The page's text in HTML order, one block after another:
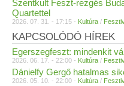
Szentkult Feszt-rezgés
Quartettel
2026. 07. 31. - 17:15 - Kultúra /
KAPCSOLÓDÓ HÍREK
Egerszegfeszt: mindenkit
2026. 06. 17. - 22:00 - Kultúra /
Dánielfy Gergő hatalmas
2026. 05. 10. - 22:00 - Kultúra /